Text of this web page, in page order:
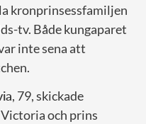
kronprinsessfamiljen
tv. Både kungaparet
inte sena att
, 79, skickade
och prins